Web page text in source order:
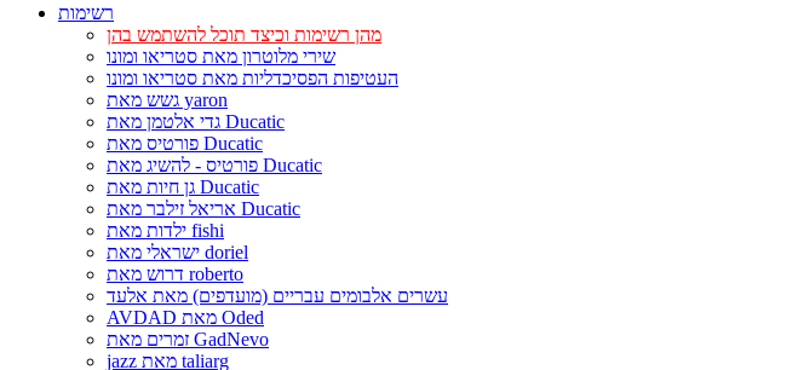
רשימות
מהן רשימות וכיצד תוכל להשתמש בהן
שירי מלוטרון מאת סטריאו ומונו
העטיפות הפסיכדליות מאת סטריאו ומונו
גשש מאת yaron
גדי אלטמן מאת Ducatic
פורטיס מאת Ducatic
פורטיס - להשיג מאת Ducatic
גן חיות מאת Ducatic
אריאל זילבר מאת Ducatic
ילדות מאת fishi
ישראלי מאת doriel
דרוש מאת roberto
עשרים אלבומים עבריים (מועדפים) מאת אלעד
AVDAD מאת Oded
זמרים מאת GadNevo
jazz מאת taliarg